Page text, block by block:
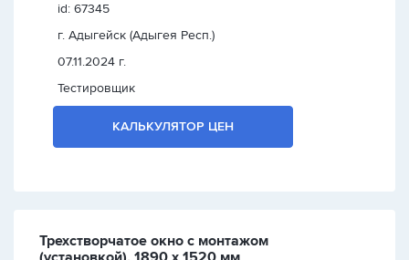
id: 67345
г. Адыгейск (Адыгея Респ.)
07.11.2024 г.
Тестировщик
КАЛЬКУЛЯТОР ЦЕН
Трехстворчатое окно с монтажом